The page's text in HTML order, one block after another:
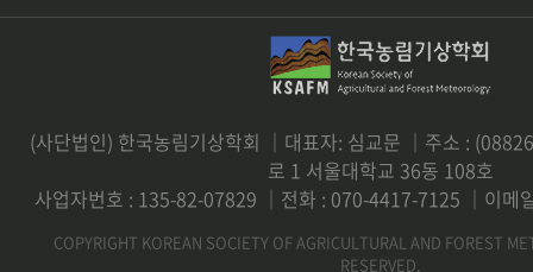
(사단법인) 한국농림기상학회 ｜대표자: 심교문 ｜주소 :
로 1 서울대학교 36동 108호
사업자번호 : 135-82-07829 ｜전화 : 070-4417-7125 ｜이
COPYRIGHT KOREAN SOCIETY OF AGRICULTURAL AND FOREST
RESERVED.